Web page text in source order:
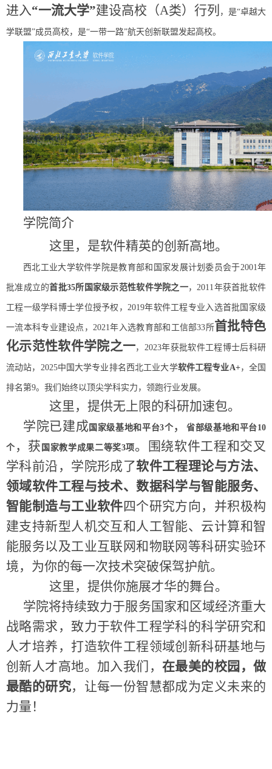
进入“一流大学”建设高校（A类）行列 ，是“卓越大
学联盟”成员高校，是“一带一路”航天创新联盟发起高校。
学院简介
这里，是软件精英的创新高地。
西北工业大学软件学院是教育部和国家发展计划委员会于2001年
批准成立的首批35所国家级示范性软件学院之一，2011年获首批软件
工程一级学科博士学位授予权，2019年软件工程专业入选首批国家级
一流本科专业建设点，2021年入选教育部和工信部33所首批特色
化示范性软件学院之一， 2023年获批软件工程博士后科研
流动站，2025中国大学专业排名西北工业大学软件工程专业A+，全国
排名第9。我们始终以顶尖学科实力，领跑行业发展。
这里，提供无上限的科研加速包。
学院已建成 国家级基地和平台3个 ， 省部级基地和平台10
个 ，获 国家教学成果二等奖3项 。围绕软件工程和交叉
学科前沿，学院形成了软件工程理论与方法、
领域软件工程与技术、数据科学与智能服务、
智能制造与工业软件四个研究方向，并积极构
建支持新型人机交互和人工智能、云计算和智
能服务以及工业互联网和物联网等科研实验环
境，为你的每一次技术突破保驾护航。
这里，提供你施展才华的舞台。
学院将持续致力于服务国家和区域经济重大
战略需求，致力于软件工程学科的科学研究和
人才培养，打造软件工程领域创新科研基地与
创新人才高地。加入我们，在最美的校园，做
最酷的研究，让每一份智慧都成为定义未来的
力量！